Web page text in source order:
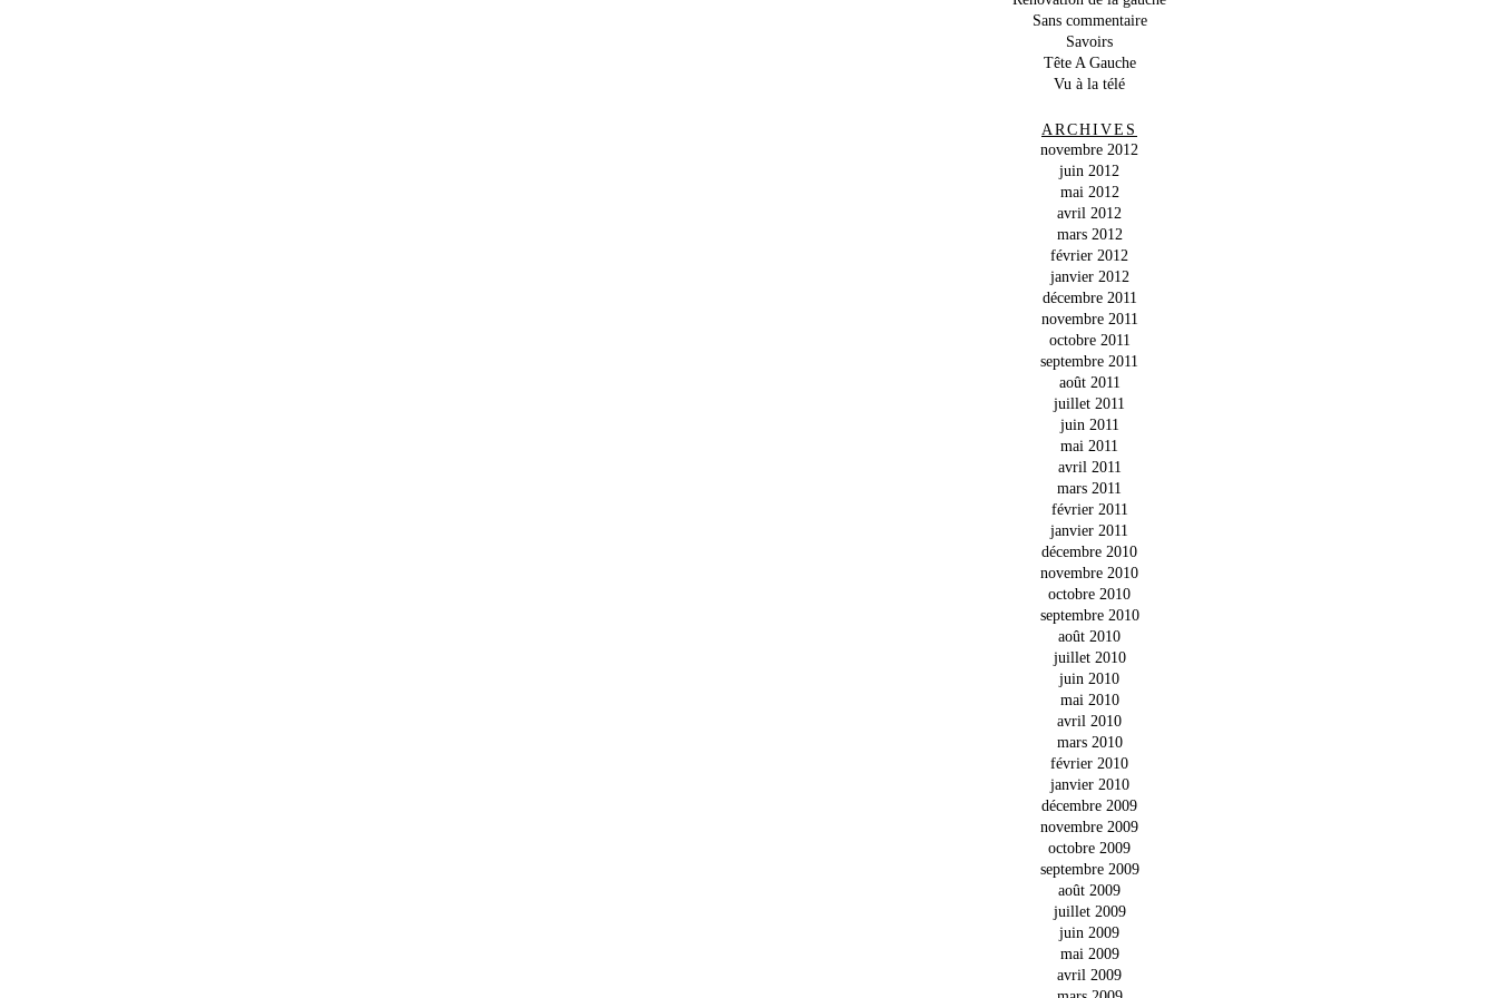
Sans commentaire
Savoirs
Tête A Gauche
Vu à la télé
ARCHIVES
novembre 2012
juin 2012
mai 2012
avril 2012
mars 2012
février 2012
janvier 2012
décembre 2011
novembre 2011
octobre 2011
septembre 2011
août 2011
juillet 2011
juin 2011
mai 2011
avril 2011
mars 2011
février 2011
janvier 2011
décembre 2010
novembre 2010
octobre 2010
septembre 2010
août 2010
juillet 2010
juin 2010
mai 2010
avril 2010
mars 2010
février 2010
janvier 2010
décembre 2009
novembre 2009
octobre 2009
septembre 2009
août 2009
juillet 2009
juin 2009
mai 2009
avril 2009